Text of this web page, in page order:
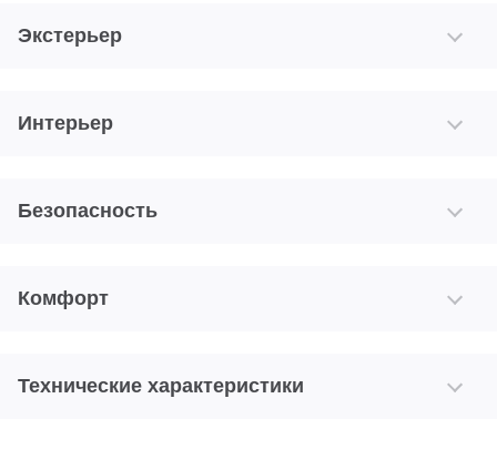
Экстерьер
Интерьер
Безопасность
Комфорт
Технические характеристики